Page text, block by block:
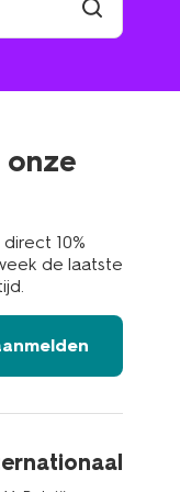
onze
10%
de laatste